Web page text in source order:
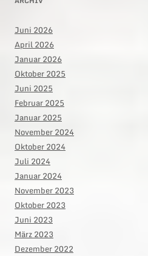
Juni 2026
April 2026
Januar 2026
Oktober 2025
Juni 2025
Februar 2025
Januar 2025
November 2024
Oktober 2024
Juli 2024
Januar 2024
November 2023
Oktober 2023
Juni 2023
März 2023
Dezember 2022